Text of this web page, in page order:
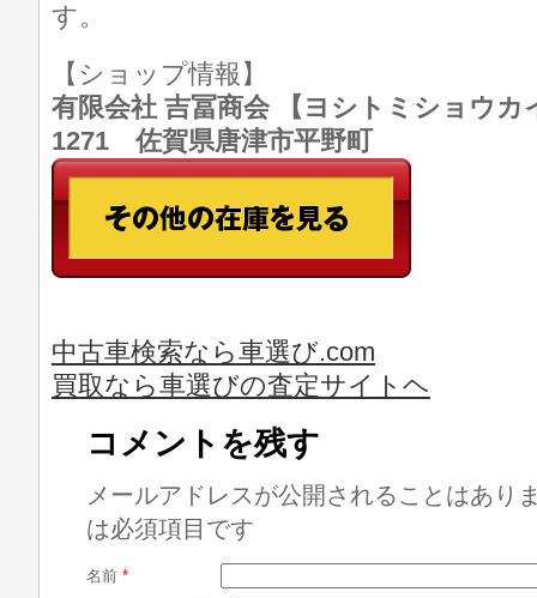
す。
【ショップ情報】
有限会社 吉冨商会 【ヨシトミショウ
1271 佐賀県唐津市平野町
中古車検索なら車選び.com
買取なら車選びの査定サイトヘ
コメントを残す
メールアドレスが公開されることはあり
は必須項目です
名前 *